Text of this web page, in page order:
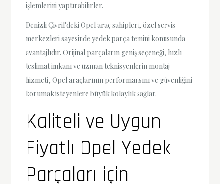
işlemlerini yaptırabilirler.
Denizli Çivril'deki Opel araç sahipleri, özel servis
merkezleri sayesinde yedek parça temini konusunda
avantajlıdır. Orijinal parçaların geniş seçeneği, hızlı
teslimat imkanı ve uzman teknisyenlerin montaj
hizmeti, Opel araçlarının performansını ve güvenliğini
korumak isteyenlere büyük kolaylık sağlar.
Kaliteli ve Uygun
Fiyatlı Opel Yedek
Parçaları için